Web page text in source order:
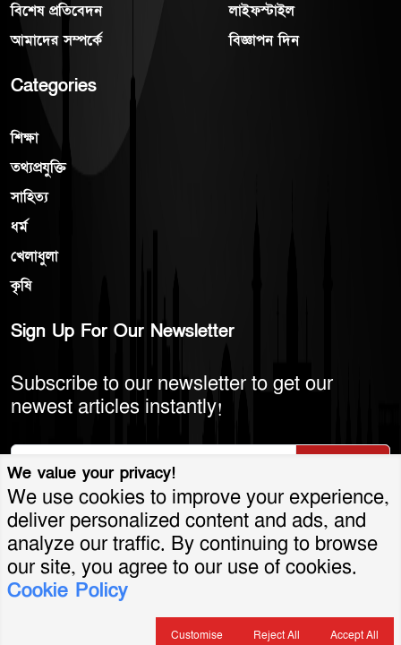
বিশেষ প্রতিবেদন
আমাদের সম্পর্কে
লাইফস্টাইল
বিজ্ঞাপন দিন
Categories
শিক্ষা
তথ্যপ্রযুক্তি
সাহিত্য
ধর্ম
খেলাধুলা
কৃষি
Sign Up For Our Newsletter
Subscribe to our newsletter to get our
newest articles instantly!
© 2026 America Bangla LLC. All Rights
Reserved.
We value your privacy!
We use cookies to improve your experience,
deliver personalized content and ads, and
analyze our traffic. By continuing to browse
our site, you agree to our use of cookies.
Cookie Policy
Customise Reject All Accept All